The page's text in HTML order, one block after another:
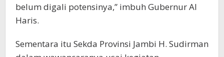
belum digali potensinya,” imbuh Gubernur Al
Haris.
Sementara itu Sekda Provinsi Jambi H. Sudirman